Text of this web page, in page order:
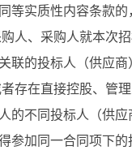
等实质性内容条款
人、采购人就本次
联的投标人（供应
存在直接控股、管
的不同投标人（供
参加同一合同项下的